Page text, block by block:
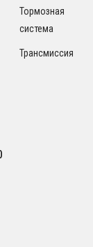
Тормозная
система
Трансмиссия